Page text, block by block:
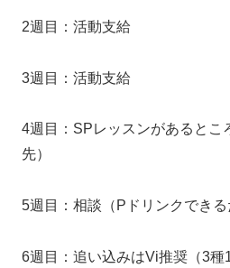
2週目：活動支給
3週目：活動支給
4週目：SPレッスンがあるとこ
先）
5週目：相談（Pドリンクできる
6週目：追い込みはVi推奨（3種